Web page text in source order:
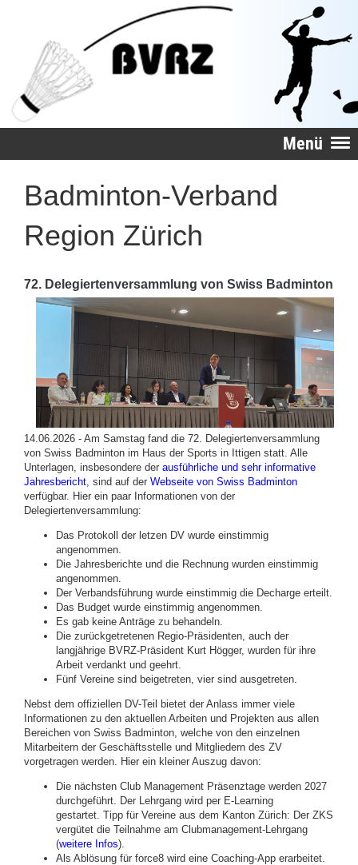
Menü
Badminton-Verband
Region Zürich
72. Delegiertenversammlung von Swiss Badminton
14.06.2026 - Am Samstag fand die 72. Delegiertenversammlung
von Swiss Badminton im Haus der Sports in Ittigen statt. Alle
Unterlagen, insbesondere der ausführliche und sehr informative
Jahresbericht , sind auf der Webseite von Swiss Badminton
verfügbar. Hier ein paar Informationen von der
Delegiertenversammlung:
Das Protokoll der letzen DV wurde einstimmig
angenommen.
Die Jahresberichte und die Rechnung wurden einstimmig
angenommen.
Der Verbandsführung wurde einstimmig die Decharge erteilt.
Das Budget wurde einstimmig angenommen.
Es gab keine Anträge zu behandeln.
Die zurückgetretenen Regio-Präsidenten, auch der
langjährige BVRZ-Präsident Kurt Högger, wurden für ihre
Arbeit verdankt und geehrt.
Fünf Vereine sind beigetreten, vier sind ausgetreten.
Nebst dem offiziellen DV-Teil bietet der Anlass immer viele
Informationen zu den aktuellen Arbeiten und Projekten aus allen
Bereichen von Swiss Badminton, welche von den einzelnen
Mitarbeitern der Geschäftsstelle und Mitgliedern des ZV
vorgetragen werden. Hier ein kleiner Auszug davon:
Die nächsten Club Management Präsenztage werden 2027
durchgeführt. Der Lehrgang wird per E-Learning
gestartet. Tipp für Vereine aus dem Kanton Zürich: Der ZKS
vergütet die Teilnahme am Clubmanagement-Lehrgang
(weitere Infos).
Als Ablösung für force8 wird eine Coaching-App erarbeitet.